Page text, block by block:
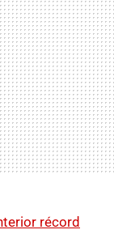
récord